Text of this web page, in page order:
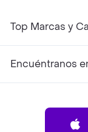
Top Marcas y
Encuéntranos